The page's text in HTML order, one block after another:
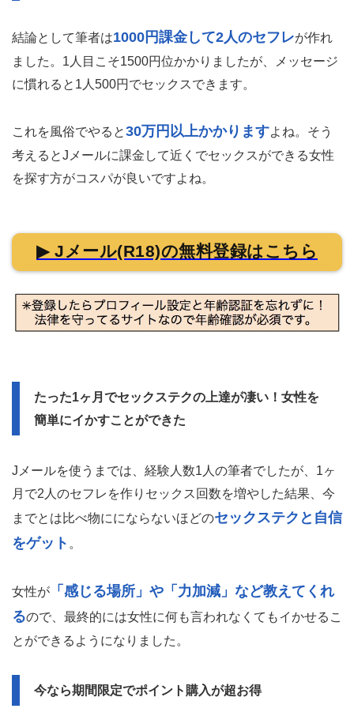
結論として筆者は1000円課金して2人のセフレが作れ
ました。1人目こそ1500円位かかりましたが、メッセージ
に慣れると1人500円でセックスできます。
これを風俗でやると30万円以上かかりますよね。そう
考えるとJメールに課金して近くでセックスができる女性
を探す方がコスパが良いですよね。
▶ Jメール(R18)の無料登録はこちら
たった1ヶ月でセックステクの上達が凄い！女性を
簡単にイかすことができた
Jメールを使うまでは、経験人数1人の筆者でしたが、1ヶ
月で2人のセフレを作りセックス回数を増やした結果、今
までとは比べ物ににならないほどのセックステクと自信
をゲット 。
女性が 「感じる場所」や「力加減」など教えてくれ
るので、最終的には女性に何も言われなくてもイかせるこ
とができるようになりました。
今なら期間限定でポイント購入が超お得